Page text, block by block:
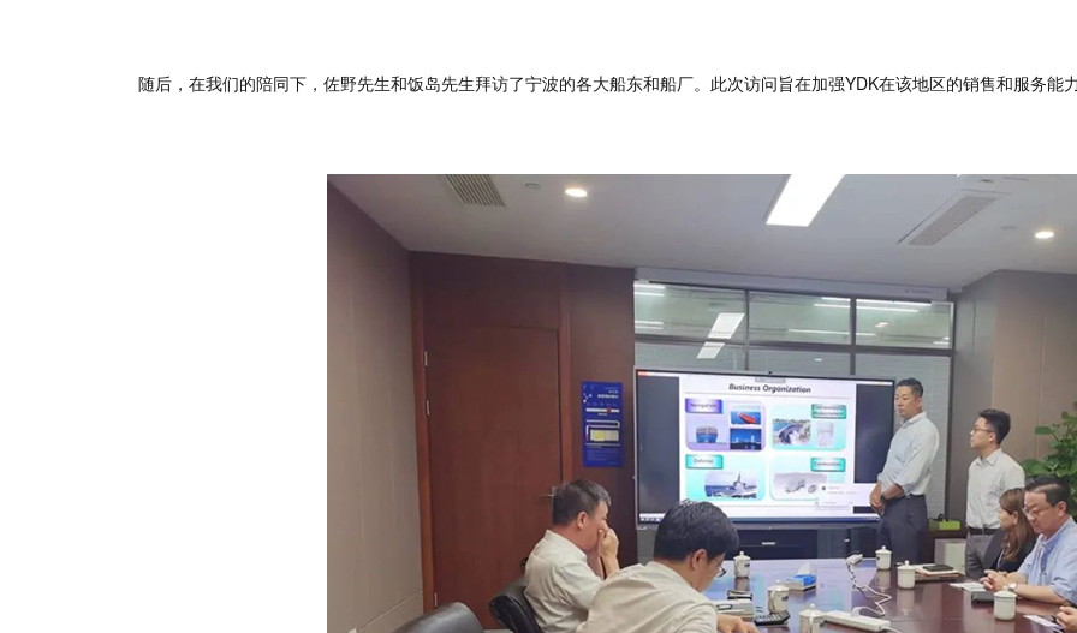
随后，在我们的陪同下，佐野先生和饭岛先生拜访了宁波的各大船东和船厂。此次访问旨在加强YDK在该地区的销售和服务能